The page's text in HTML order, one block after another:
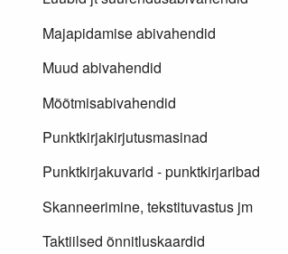
Majapidamise abivahendid
Muud abivahendid
Mõõtmisabivahendid
Punktkirjakirjutusmasinad
Punktkirjakuvarid - punktkirjaribad
Skanneerimine, tekstituvastus jm
Taktiilsed õnnitluskaardid